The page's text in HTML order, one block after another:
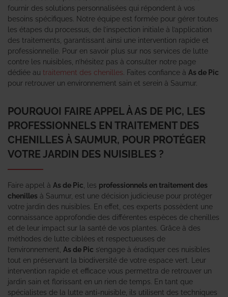
fournir des solutions personnalisées qui répondent à vos
besoins spécifiques. Notre équipe est formée pour gérer toutes
les étapes du processus, de l’inspection initiale à l’application
des traitements, garantissant ainsi une intervention rapide et
professionnelle. Pour en savoir plus sur nos services de lutte
contre les nuisibles, n’hésitez pas à consulter notre page
dédiée au traitement des chenilles . Faites confiance à As de Pic
pour retrouver un environnement sain et serein à Saumur.
POURQUOI FAIRE APPEL À AS DE PIC, LES
PROFESSIONNELS EN TRAITEMENT DES
CHENILLES À SAUMUR, POUR PROTÉGER
VOTRE JARDIN DES NUISIBLES ?
Faire appel à As de Pic , les professionnels en traitement des
chenilles à Saumur, est une décision judicieuse pour protéger
votre jardin des nuisibles. En effet, ces experts possèdent une
connaissance approfondie des différentes espèces de chenilles
et de leur impact sur la santé de vos plantes. Grâce à des
méthodes de lutte ciblées et respectueuses de
l’environnement, As de Pic s’engage à éradiquer ces nuisibles
tout en préservant la biodiversité de votre espace vert. Leur
intervention rapide et efficace vous permettra de retrouver un
jardin sain et florissant en un rien de temps. En tant que
spécialistes de la lutte anti-nuisible, ils utilisent des techniques